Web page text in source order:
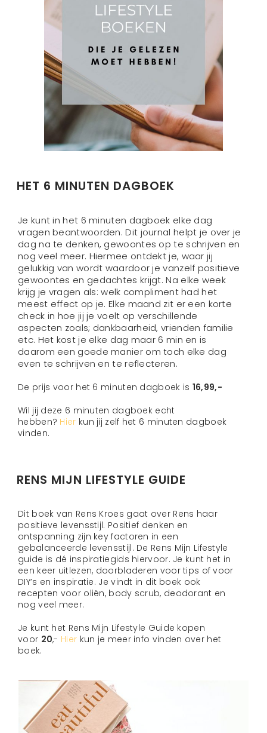
HET 6 MINUTEN DAGBOEK
Je kunt in het 6 minuten dagboek elke dag
vragen beantwoorden. Dit journal helpt je over je
dag na te denken, gewoontes op te schrijven en
nog veel meer. Hiermee ontdekt je, waar jij
gelukkig van wordt waardoor je vanzelf positieve
gewoontes en gedachtes krijgt. Na elke week
krijg je vragen als: welk compliment had het
meest effect op je. Elke maand zit er een korte
check in hoe jij je voelt op verschillende
aspecten zoals; dankbaarheid, vrienden familie
etc. Het kost je elke dag maar 6 min en is
daarom een goede manier om toch elke dag
even te schrijven en te reflecteren.
De prijs voor het 6 minuten dagboek is 16,99,-
Wil jij deze 6 minuten dagboek echt
hebben? Hier kun jij zelf het 6 minuten dagboek
vinden.
RENS MIJN LIFESTYLE GUIDE
Dit boek van Rens Kroes gaat over Rens haar
positieve levensstijl. Positief denken en
ontspanning zijn key factoren in een
gebalanceerde levensstijl. De Rens Mijn Lifestyle
guide is dé inspiratiegids hiervoor. Je kunt het in
een keer uitlezen, doorbladeren voor tips of voor
DIY’s en inspiratie. Je vindt in dit boek ook
recepten voor oliën, body scrub, deodorant en
nog veel meer.
Je kunt het Rens Mijn Lifestyle Guide kopen
voor 20,- Hier kun je meer info vinden over het
boek.